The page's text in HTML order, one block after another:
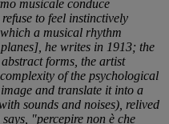
musicale conduce
to feel instinctively
a musical rhythm
he writes in 1913; the
forms, the artist
of the psychological
and translate it into a
sounds and noises), relived
says, "percepire non è che